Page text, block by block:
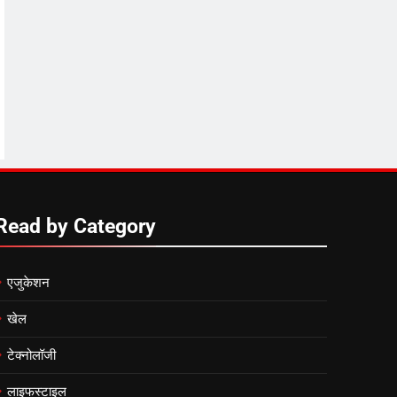
by Category
एजुकेशन
खेल
टेक्नोलॉजी
लाइफस्टाइल